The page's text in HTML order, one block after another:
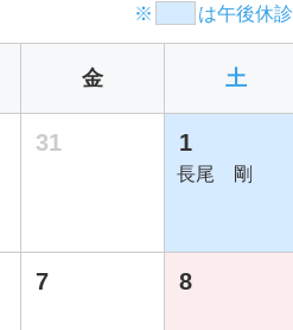
※ は午後休診
金 土
31 1
長尾 剛
7 8